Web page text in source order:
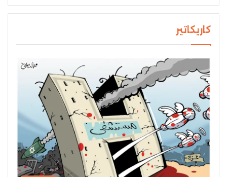
كاريكاتير